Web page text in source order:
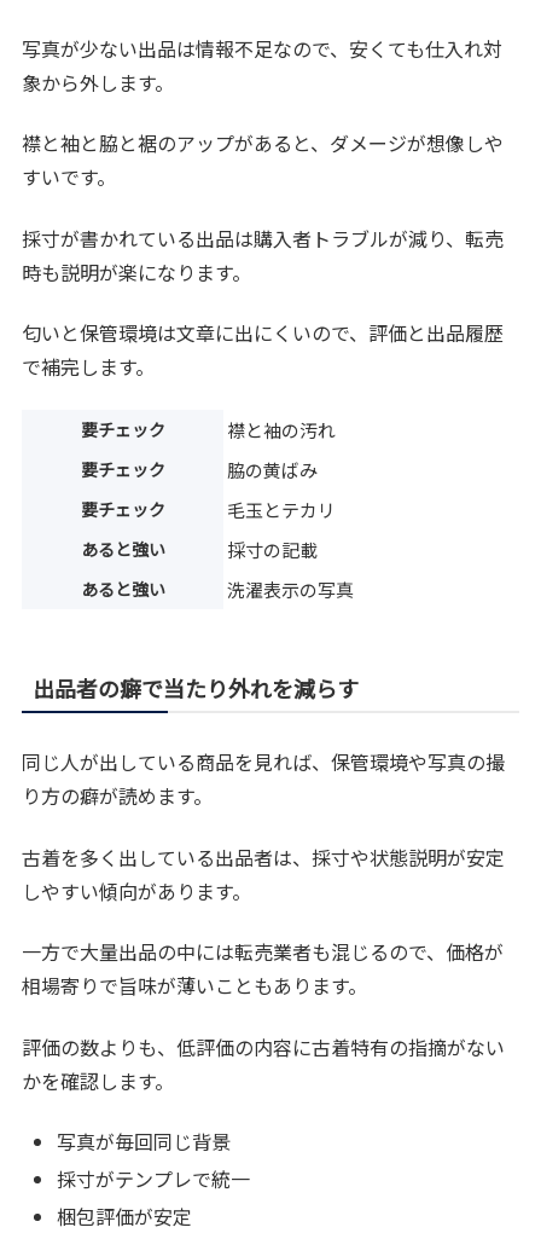
写真が少ない出品は情報不足なので、安くても仕入れ対
象から外します。
襟と袖と脇と裾のアップがあると、ダメージが想像しや
すいです。
採寸が書かれている出品は購入者トラブルが減り、転売
時も説明が楽になります。
匂いと保管環境は文章に出にくいので、評価と出品履歴
で補完します。
要チェック 襟と袖の汚れ
要チェック 脇の黄ばみ
要チェック 毛玉とテカリ
あると強い 採寸の記載
あると強い 洗濯表示の写真
出品者の癖で当たり外れを減らす
同じ人が出している商品を見れば、保管環境や写真の撮
り方の癖が読めます。
古着を多く出している出品者は、採寸や状態説明が安定
しやすい傾向があります。
一方で大量出品の中には転売業者も混じるので、価格が
相場寄りで旨味が薄いこともあります。
評価の数よりも、低評価の内容に古着特有の指摘がない
かを確認します。
写真が毎回同じ背景
採寸がテンプレで統一
梱包評価が安定